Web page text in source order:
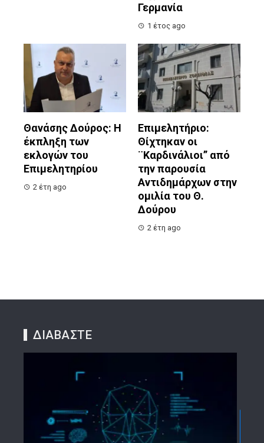
Γερμανία
1 έτος ago
Θανάσης Δούρος: Η
έκπληξη των
εκλογών του
Επιμελητηρίου
2 έτη ago
Επιμελητήριο:
Θίχτηκαν οι
¨Καρδινάλιοι” από
την παρουσία
Αντιδημάρχων στην
ομιλία του Θ.
Δούρου
2 έτη ago
ΔΙΑΒΑΣΤΕ